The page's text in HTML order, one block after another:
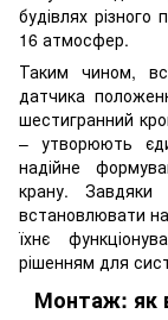
будівлях
16 атмосфер.
Таким чином,
датчика
шестигранний
– утворюють
надійне
крану. Завдяки
встановлювати
їхнє
рішенням для
Монтаж: як